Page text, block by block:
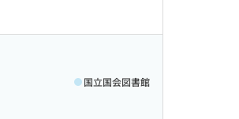
国立国会図書館